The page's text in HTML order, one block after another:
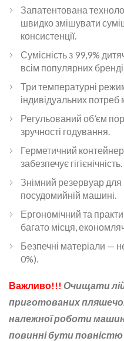
Запатентована
швидко змішувати
консистенції.
Сумісність з 99,9%
всім популярних
Три температурні
індивідуальних потреб
Регульований об’єм
зручності годування.
Герметичний
забезпечує гігієнічність.
Знімний резервуар для
посудомийній машині.
Ергономічний та
багато місця,
Безпечні матеріали —
0%).
Важливо!!! Очищати
приготованих
належної роботи
повинні бути